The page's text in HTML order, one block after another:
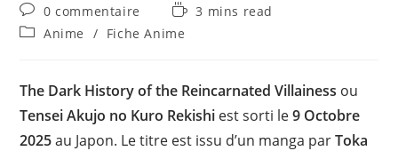
Commentaires
de
la
0 commentaire
Temps
lecture :
3 mins read
PostAnime / Fiche Anime
The Dark History of the Reincarnated Villainess ou
Tensei Akujo no Kuro Rekishi est sorti le9 Octobre
2025au Japon. Le titre est issu d’un manga parToka